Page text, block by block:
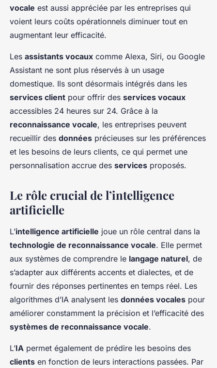
vocale est aussi appréciée par les entreprises qui
voient leurs coûts opérationnels diminuer tout en
augmentant leur efficacité.
Les assistants vocaux comme Alexa, Siri, ou Google
Assistant ne sont plus réservés à un usage
domestique. Ils sont désormais intégrés dans les
services client pour offrir des services vocaux
accessibles 24 heures sur 24. Grâce à la
reconnaissance vocale, les entreprises peuvent
recueillir des données précieuses sur les préférences
et les besoins de leurs clients, ce qui permet une
personnalisation accrue des services proposés.
Le rôle crucial de l’intelligence
artificielle
L’intelligence artificielle joue un rôle central dans la
technologie de reconnaissance vocale. Elle permet
aux systèmes de comprendre le langage naturel, de
s’adapter aux différents accents et dialectes, et de
fournir des réponses pertinentes en temps réel. Les
algorithmes d’IA analysent les données vocales pour
améliorer constamment la précision et l’efficacité des
systèmes de reconnaissance vocale.
L’IA permet également de prédire les besoins des
clients en fonction de leurs interactions passées. Par